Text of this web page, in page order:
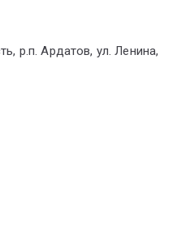
р.п. Ардатов, ул. Ленина,